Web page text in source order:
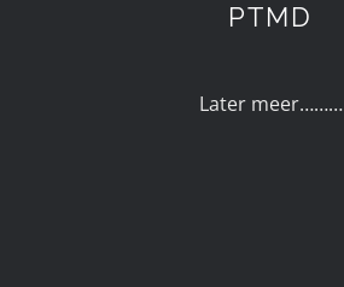
PTMD
Later meer………